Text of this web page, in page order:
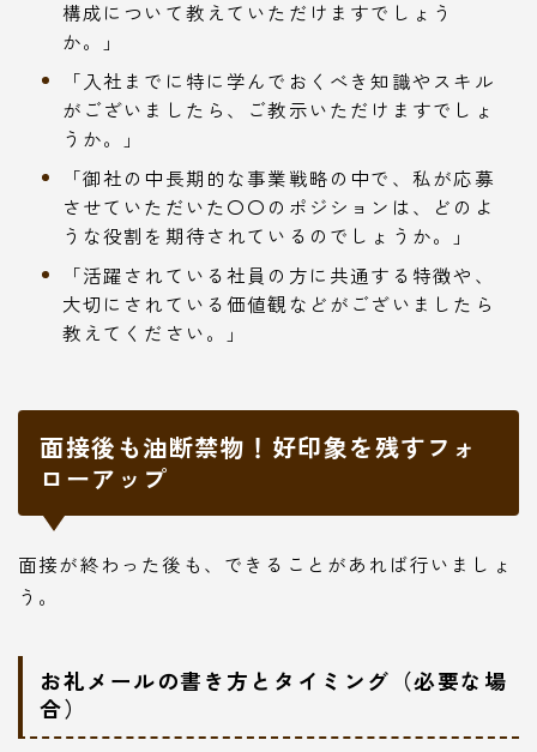
構成について教えていただけますでしょう
か。」
「入社までに特に学んでおくべき知識やスキル
がございましたら、ご教示いただけますでしょ
うか。」
「御社の中長期的な事業戦略の中で、私が応募
させていただいた〇〇のポジションは、どのよ
うな役割を期待されているのでしょうか。」
「活躍されている社員の方に共通する特徴や、
大切にされている価値観などがございましたら
教えてください。」
面接後も油断禁物！好印象を残すフォ
ローアップ
面接が終わった後も、できることがあれば行いましょ
う。
お礼メールの書き方とタイミング（必要な場
合）